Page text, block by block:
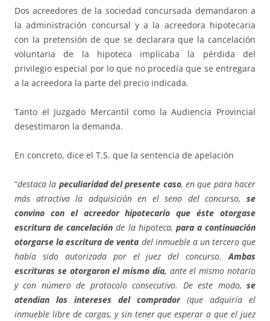
Dos acreedores de la sociedad concursada demandaron a
la administración concursal y a la acreedora hipotecaria
con la pretensión de que se declarara que la cancelación
voluntaria de la hipoteca implicaba la pérdida del
privilegio especial por lo que no procedía que se entregara
a la acreedora la parte del precio indicada.
Tanto el Juzgado Mercantil como la Audiencia Provincial
desestimaron la demanda.
En concreto, dice el T.S. que la sentencia de apelación
“destaca la peculiaridad del presente caso, en que para hacer
más atractiva la adquisición en el seno del concurso, se
convino con el acreedor hipotecario que éste otorgase
escritura de cancelaciónde la hipoteca, para a continuación
otorgarse la escritura de venta del inmueble a un tercero que
había sido autorizada por el juez del concurso.Ambas
escrituras se otorgaron el mismo día, ante el mismo notario
y con número de protocolo consecutivo. De este modo, se
atendían los intereses del comprador(que adquiría el
inmueble libre de cargas, y sin tener que esperar a que el juez